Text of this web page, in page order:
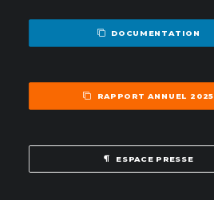
DOCUMENTATION
RAPPORT ANNUEL 2025
ESPACE PRESSE